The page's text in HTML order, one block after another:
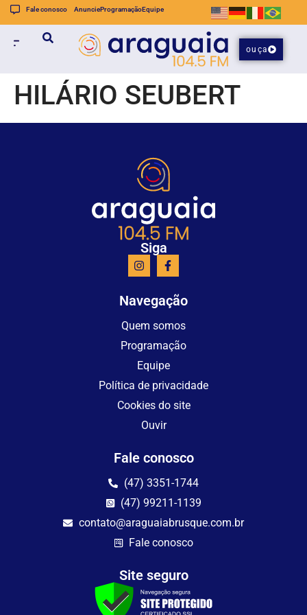
Fale conosco AnuncieProgramaçãoEquipe
ouça
HILÁRIO SEUBERT
Siga
Navegação
Quem somos
Programação
Equipe
Política de privacidade
Cookies do site
Ouvir
Fale conosco
(47) 3351-1744
(47) 99211-1139
contato@araguaiabrusque.com.br
Fale conosco
Site seguro